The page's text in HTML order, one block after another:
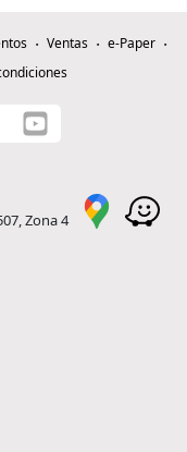
Ventas
e-Paper
Zona 4